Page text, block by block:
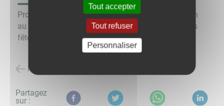
Projection de films d'animation et atelier d'initiation
au procédé de grattage de diapositive à la salle des
fêtes, samedi 16 décembre à 16h30. Gratuit.
Retour à la liste des évènements
Partagez
sur :
Tout accepter
Tout refuser
Personnaliser